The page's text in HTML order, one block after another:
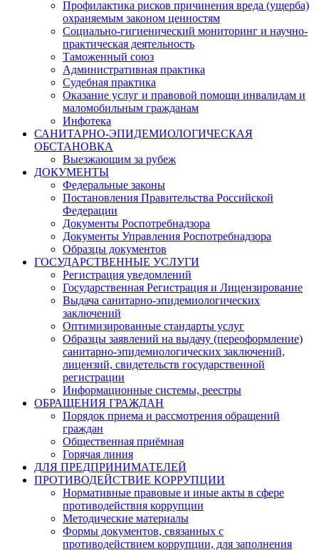
Профилактика рисков причинения вреда (ущерба)
охраняемым законом ценностям
Социально-гигиенический мониторинг и научно-
практическая деятельность
Таможенный союз
Административная практика
Судебная практика
Оказание услуг и правовой помощи инвалидам и
маломобильным гражданам
Инфотека
САНИТАРНО-ЭПИДЕМИОЛОГИЧЕСКАЯ
ОБСТАНОВКА
Выезжающим за рубеж
ДОКУМЕНТЫ
Федеральные законы
Постановления Правительства Российской
Федерации
Документы Роспотребнадзора
Документы Управления Роспотребнадзора
Образцы документов
ГОСУДАРСТВЕННЫЕ УСЛУГИ
Регистрация уведомлений
Государственная Регистрация и Лицензирование
Выдача санитарно-эпидемиологических
заключений
Оптимизированные стандарты услуг
Образцы заявлений на выдачу (переоформление)
санитарно-эпидемиологических заключений,
лицензий, свидетельств государственной
регистрации
Информационные системы, реестры
ОБРАЩЕНИЯ ГРАЖДАН
Порядок приема и рассмотрения обращений
граждан
Общественная приёмная
Горячая линия
ДЛЯ ПРЕДПРИНИМАТЕЛЕЙ
ПРОТИВОДЕЙСТВИЕ КОРРУПЦИИ
Нормативные правовые и иные акты в сфере
противодействия коррупции
Методические материалы
Формы документов, связанных с
противодействием коррупции, для заполнения